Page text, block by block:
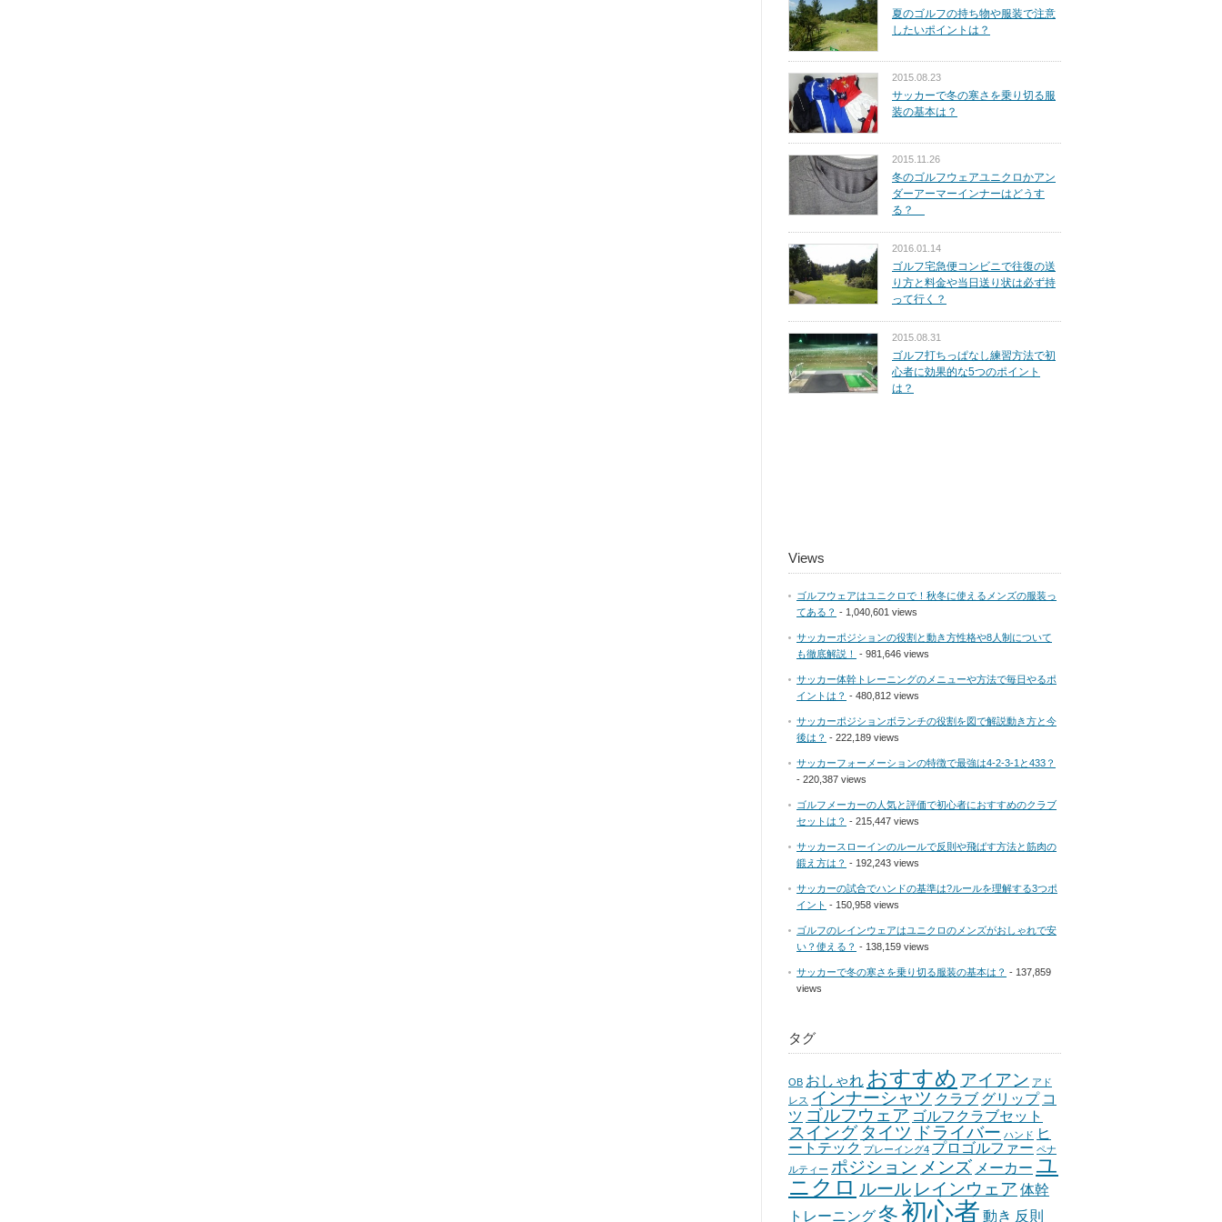
夏のゴルフの持ち物や服装で注意
したいポイントは？
2015.08.23
サッカーで冬の寒さを乗り切る服
装の基本は？
2015.11.26
冬のゴルフウェアユニクロかアン
ダーアーマーインナーはどうす
る？
2016.01.14
ゴルフ宅急便コンビニで往復の送
り方と料金や当日送り状は必ず持
って行く？
2015.08.31
ゴルフ打ちっぱなし練習方法で初
心者に効果的な5つのポイント
は？
Views
ゴルフウェアはユニクロで！秋冬に使えるメンズの服装っ
てある？ - 1,040,601 views
サッカーポジションの役割と動き方性格や8人制について
も徹底解説！
- 981,646 views
サッカー体幹トレーニングのメニューや方法で毎日やるポ
イントは？ - 480,812 views
サッカーポジションボランチの役割を図で解説動き方と今
後は？ - 222,189 views
サッカーフォーメーションの特徴で最強は4-2-3-1と433？
- 220,387 views
ゴルフメーカーの人気と評価で初心者におすすめのクラブ
セットは？ - 215,447 views
サッカースローインのルールで反則や飛ばす方法と筋肉の
鍛え方は？ - 192,243 views
サッカーの試合でハンドの基準は?ルールを理解する3つポ
イント - 150,958 views
ゴルフのレインウェアはユニクロのメンズがおしゃれで安
い？使える？ - 138,159 views
サッカーで冬の寒さを乗り切る服装の基本は？ - 137,859
views
タグ
OB おしゃれ おすすめ アイアン アド
レス インナーシャツ クラブ グリップ コ
ツ ゴルフウェア ゴルフクラブセット
スイング タイツ ドライバー ハンド ヒ
ートテック プレーイング4 プロゴルファー ペナ
ルティー ポジション メンズ メーカー ユ
ニクロ ルール レインウェア 体幹
トレーニング冬初心者 動き 反則